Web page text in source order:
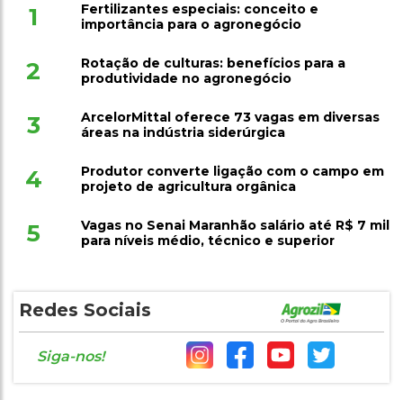
1
Fertilizantes especiais: conceito e
importância para o agronegócio
2
Rotação de culturas: benefícios para a
produtividade no agronegócio
3
ArcelorMittal oferece 73 vagas em diversas
áreas na indústria siderúrgica
4
Produtor converte ligação com o campo em
projeto de agricultura orgânica
5
Vagas no Senai Maranhão salário até R$ 7 mil
para níveis médio, técnico e superior
Redes Sociais
Siga-nos!